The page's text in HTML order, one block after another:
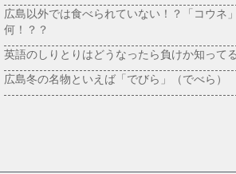
広島以外では食べられていない！？「コウネ
何！？？
英語のしりとりはどうなったら負けか知って
広島冬の名物といえば「でびら」（でべら）